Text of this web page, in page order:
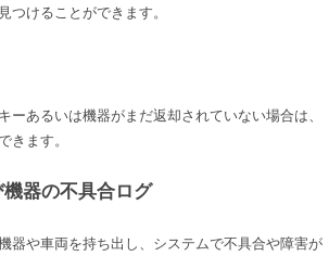
つけることができます。
ーあるいは機器がまだ返却されていない場合は、
きます。
器の不具合ログ
器や車両を持ち出し、システムで不具合や障害が